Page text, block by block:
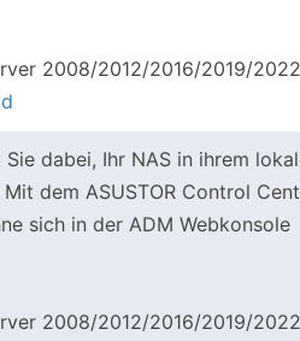
2008/2012/2016/2019/2022
dabei, Ihr NAS in ihrem
dem ASUSTOR Control
sich in der ADM Webkonsole
2008/2012/2016/2019/2022